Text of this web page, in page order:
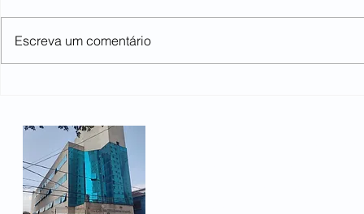
Escreva um comentário